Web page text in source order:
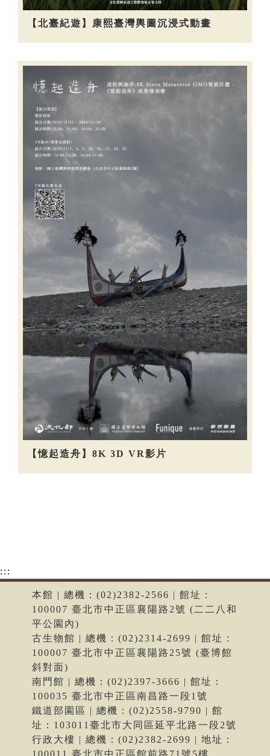
【北臺紀遊】康熙臺灣輿圖沉浸式動畫
【憶起造舟】8K 3D VR影片
:::
本館 | 總機：(02)2382-2566 | 館址：
100007 臺北市中正區襄陽路2號 (二二八和
平公園內)
古生物館 | 總機：(02)2314-2699 | 館址：
100007 臺北市中正區襄陽路25號 (臺博館
斜對面)
南門館 | 總機：(02)2397-3666 | 館址：
100035 臺北市中正區南昌路一段1號
鐵道部園區 | 總機：(02)2558-9790 | 館
址：103011臺北市大同區延平北路一段2號
行政大樓 | 總機：(02)2382-2699 | 地址：